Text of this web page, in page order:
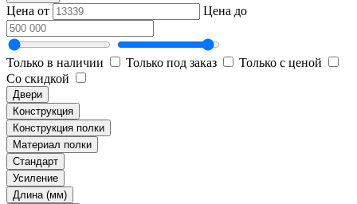
Цена от Цена до
Только в наличии Только под заказ
Только с ценой
Со скидкой
Двери
Конструкция
Конструкция полки
Материал полки
Стандарт
Усиление
Длина (мм)